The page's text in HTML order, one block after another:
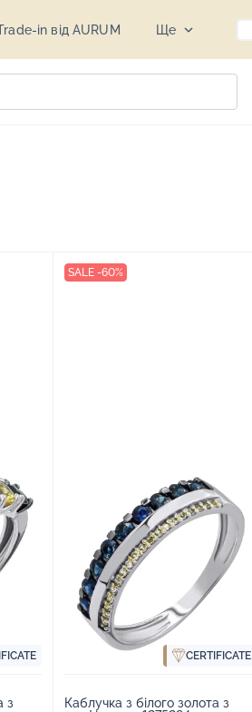
in від AURUM Ще
з
SALE -60%
CERTIFICATE
Каблучка з білого золота з